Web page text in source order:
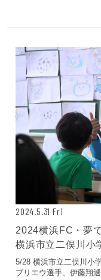
た。これからも子ども
2024年度累計参加人数
2024.5.31 Fri
2024横浜FC・夢
横浜市立二俣川小
5/28 横浜市立二俣川小
ブリエウ選手、伊藤翔